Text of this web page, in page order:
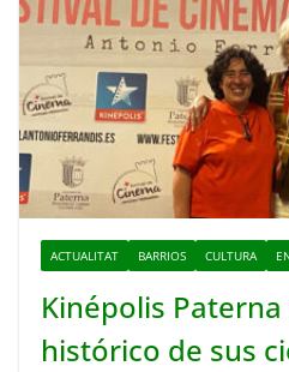
ACTUALITAT BARRIOS CULTURA
Kinépolis
histórico de sus